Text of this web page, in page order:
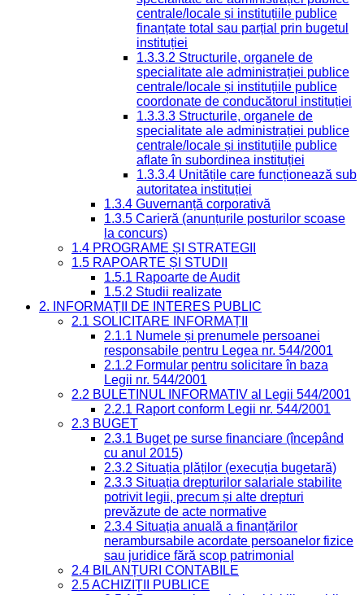
centrale/locale și instituțiile publice
finanțate total sau parțial prin bugetul
instituției
1.3.3.2 Structurile, organele de
specialitate ale administrației publice
centrale/locale și instituțiile publice
coordonate de conducătorul instituției
1.3.3.3 Structurile, organele de
specialitate ale administrației publice
centrale/locale și instituțiile publice
aflate în subordinea instituției
1.3.3.4 Unitățile care funcționează sub
autoritatea instituției
1.3.4 Guvernanță corporativă
1.3.5 Carieră (anunțurile posturilor scoase
la concurs)
1.4 PROGRAME ȘI STRATEGII
1.5 RAPOARTE ȘI STUDII
1.5.1 Rapoarte de Audit
1.5.2 Studii realizate
2. INFORMAȚII DE INTERES PUBLIC
2.1 SOLICITARE INFORMAȚII
2.1.1 Numele și prenumele persoanei
responsabile pentru Legea nr. 544/2001
2.1.2 Formular pentru solicitare în baza
Legii nr. 544/2001
2.2 BULETINUL INFORMATIV al Legii 544/2001
2.2.1 Raport conform Legii nr. 544/2001
2.3 BUGET
2.3.1 Buget pe surse financiare (începând
cu anul 2015)
2.3.2 Situația plăților (execuția bugetară)
2.3.3 Situația drepturilor salariale stabilite
potrivit legii, precum și alte drepturi
prevăzute de acte normative
2.3.4 Situația anuală a finanțărilor
nerambursabile acordate persoanelor fizice
sau juridice fără scop patrimonial
2.4 BILANȚURI CONTABILE
2.5 ACHIZIȚII PUBLICE